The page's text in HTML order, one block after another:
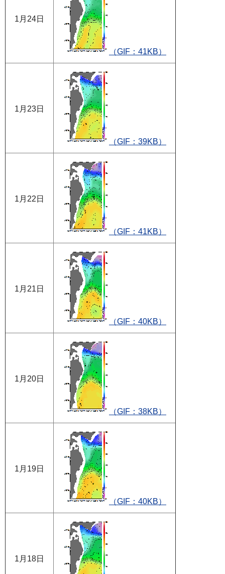
1月24日
（GIF：41KB）
1月23日
（GIF：39KB）
1月22日
（GIF：41KB）
1月21日
（GIF：40KB）
1月20日
（GIF：38KB）
1月19日
（GIF：40KB）
1月18日